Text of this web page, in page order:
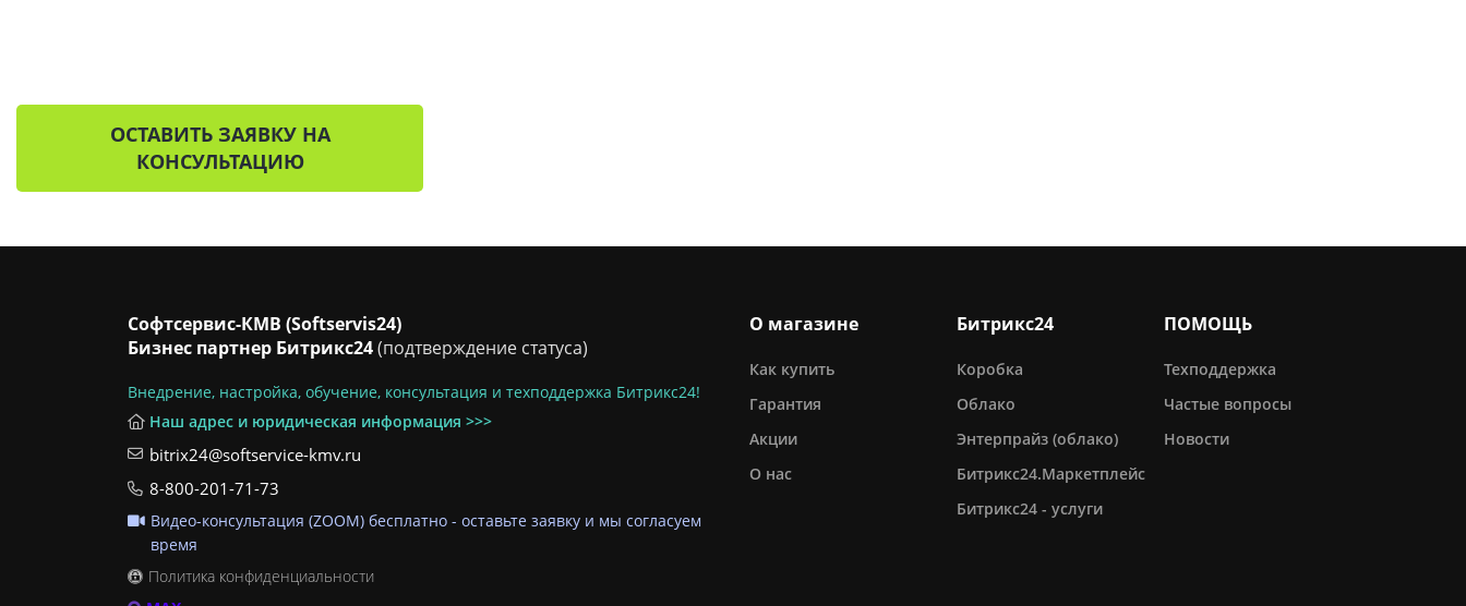
ОСТАВИТЬ ЗАЯВКУ НА
КОНСУЛЬТАЦИЮ
Софтсервис-КМВ (Softservis24)
Бизнес партнер Битрикс24(подтверждение статуса)
Внедрение, настройка, обучение, консультация и техподдержка Битрикс24!
Наш адрес и юридическая информация >>>
bitrix24@softservice-kmv.ru
8-800-201-71-73
Видео-консультация (ZOOM) бесплатно - оставьте заявку и мы согласуем
время
Политика конфиденциальности
О магазине
Как купить
Гарантия
Акции
О нас
Битрикс24
Коробка
Облако
Энтерпрайз (облако)
Битрикс24.Маркетплейс
Битрикс24 - услуги
ПОМОЩЬ
Техподдержка
Частые вопросы
Новости